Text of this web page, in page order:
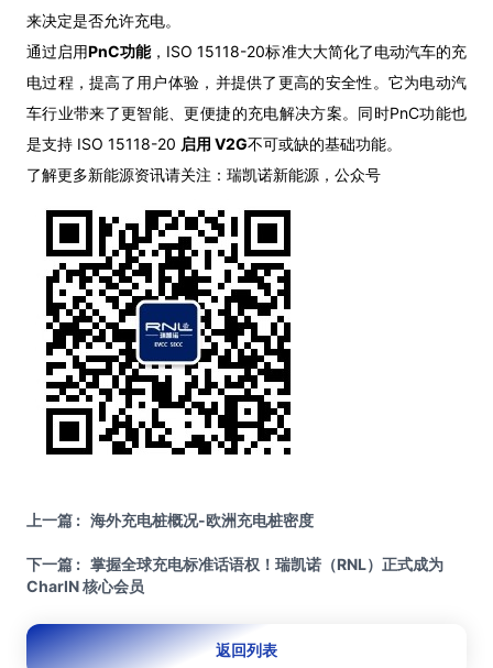
来决定是否允许充电。
通过启用PnC功能，ISO 15118-20标准大大简化了电动汽车的充
电过程，提高了用户体验，并提供了更高的安全性。它为电动汽
车行业带来了更智能、更便捷的充电解决方案。同时PnC功能也
是支持 ISO 15118-20 启用 V2G不可或缺的基础功能。
了解更多新能源资讯请关注：瑞凯诺新能源，公众号
上一篇 : 海外充电桩概况-欧洲充电桩密度
下一篇 : 掌握全球充电标准话语权！瑞凯诺（RNL）正式成为
CharIN 核心会员
返回列表